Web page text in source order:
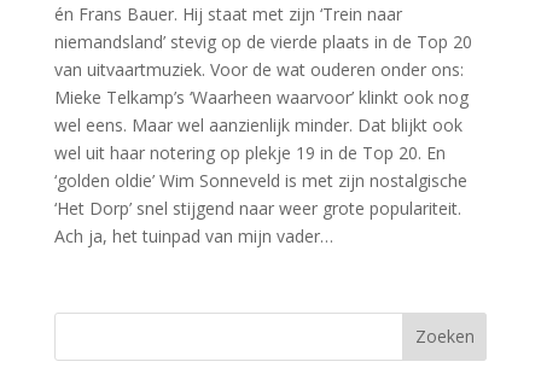
én Frans Bauer. Hij staat met zijn ‘Trein naar
niemandsland’ stevig op de vierde plaats in de Top 20
van uitvaartmuziek. Voor de wat ouderen onder ons:
Mieke Telkamp’s ‘Waarheen waarvoor’ klinkt ook nog
wel eens. Maar wel aanzienlijk minder. Dat blijkt ook
wel uit haar notering op plekje 19 in de Top 20. En
‘golden oldie’ Wim Sonneveld is met zijn nostalgische
‘Het Dorp’ snel stijgend naar weer grote populariteit.
Ach ja, het tuinpad van mijn vader…